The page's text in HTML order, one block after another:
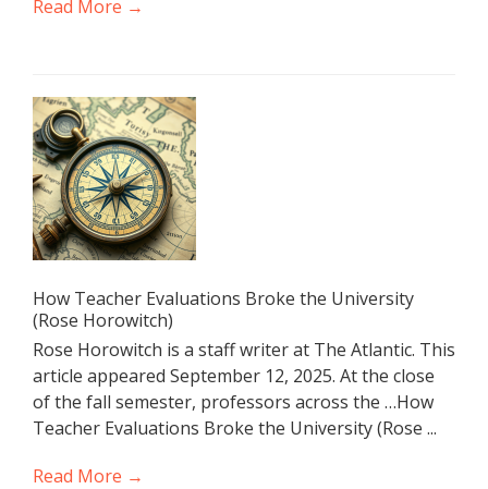
Read More →
How Teacher Evaluations Broke the University
(Rose Horowitch)
Rose Horowitch is a staff writer at The Atlantic. This
article appeared September 12, 2025. At the close
of the fall semester, professors across the …How
Teacher Evaluations Broke the University (Rose ...
Read More →